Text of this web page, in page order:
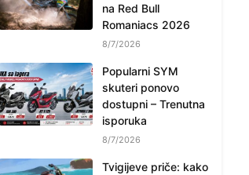
na Red Bull
Romaniacs 2026
8/7/2026
Popularni SYM
skuteri ponovo
dostupni – Trenutna
isporuka
8/7/2026
Tvigijeve priče: kako